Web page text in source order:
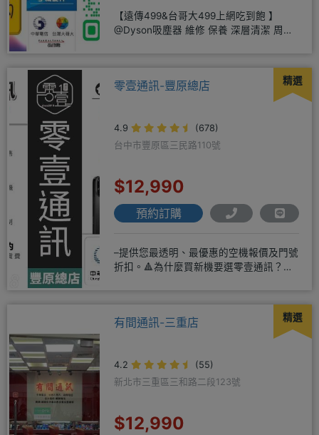
【遠傳499&台哥大499上網吃到飽 】
@Dyson吸塵器 維修 保養 深層清潔 周邊
精選
零壹通訊-豐原總店
4.9
(678)
台中市豐原區三民路110號
$12,990
預約訂購
–提供您最透明、最優惠的空機報價及門號
折扣。🔺為什麼買新機要選零壹通訊？
精選
有間通訊-三重店
4.2
(55)
新北市三重區三和路二段123號
$12,990